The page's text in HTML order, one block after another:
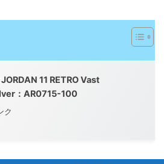
11 RETRO Vast
：AR0715-100
ク